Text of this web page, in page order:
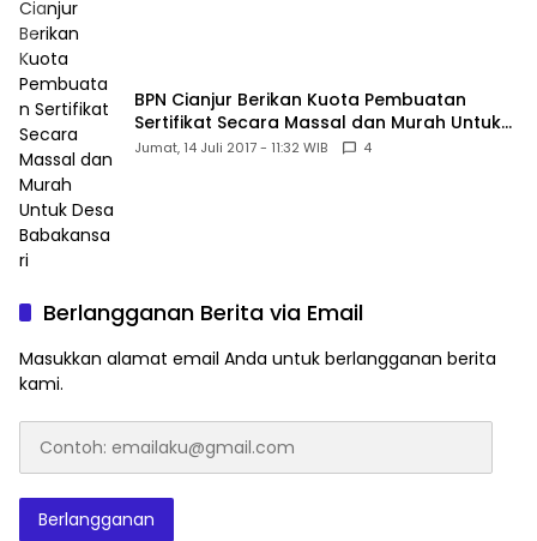
BPN Cianjur Berikan Kuota Pembuatan
Sertifikat Secara Massal dan Murah Untuk
Desa Babakansari
Jumat, 14 Juli 2017 - 11:32 WIB 4
Berlangganan Berita via Email
Masukkan alamat email Anda untuk berlangganan berita
kami.
emailaku@gmail.com
Berlangganan